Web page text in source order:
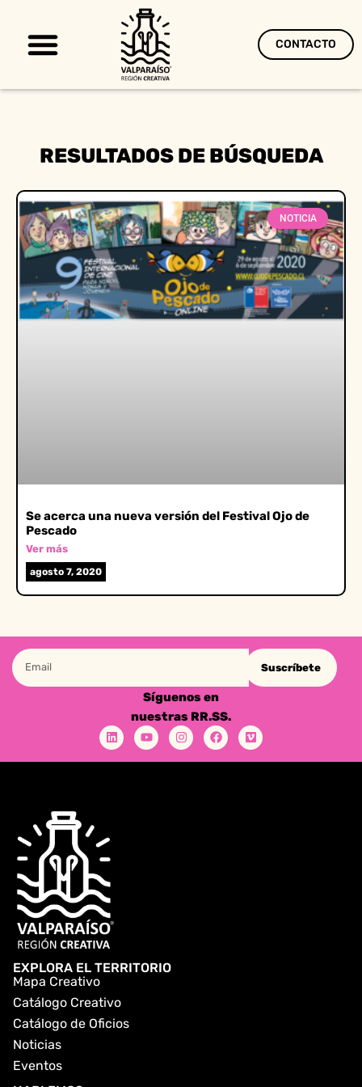
CONTACTO
RESULTADOS DE BÚSQUEDA
NOTICIA
Se acerca una nueva versión del Festival Ojo de
Pescado
Ver más
agosto 7, 2020
Suscríbete
Síguenos en
nuestras RR.SS.
EXPLORA EL TERRITORIO
Mapa Creativo
Catálogo Creativo
Catálogo de Oficios
Noticias
Eventos